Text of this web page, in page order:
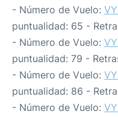
- Número de Vuelo:
puntualidad: 65 -
- Número de Vuelo:
puntualidad: 79 -
- Número de Vuelo:
puntualidad: 86 -
- Número de Vuelo: